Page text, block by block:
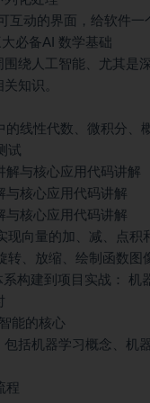
互动的界面，给软件一
必备AI 数学基础
绕人工智能、尤其是
知识。
线性代数、微积分、
试
解与核心应用代码讲解
与核心应用代码讲解
与核心应用代码讲解
现向量的加、减、点
转、放缩、绘制函数
构建到项目实战： 机
能的核心
括机器学习概念、机
程